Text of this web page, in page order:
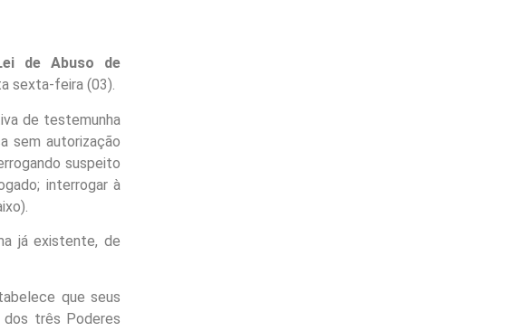
de Abuso de
sexta-feira (03).
de testemunha
sem autorização
suspeito
interrogar à
já existente, de
que seus
dos três Poderes